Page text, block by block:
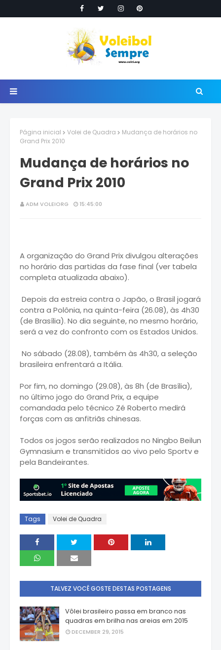
Página inicial Volei de Quadra
Mudança de horários no
Grand Prix 2010
Mudança de horários no
Grand Prix 2010
ADM VOLEIORG 15:45:00
A organização do Grand Prix divulgou alterações
no horário das partidas da fase final (ver tabela
completa atualizada abaixo).
Depois da estreia contra o Japão, o Brasil jogará
contra a Polônia, na quinta-feira (26.08), às 4h30
(de Brasília). No dia seguinte, no mesmo horário,
será a vez do confronto com os Estados Unidos.
No sábado (28.08), também às 4h30, a seleção
brasileira enfrentará a Itália.
Por fim, no domingo (29.08), às 8h (de Brasília),
no último jogo do Grand Prix, a equipe
comandada pelo técnico Zé Roberto medirá
forças com as anfitriãs chinesas.
Todos os jogos serão realizados no Ningbo Beilun
Gymnasium e transmitidos ao vivo pelo Sportv e
pela Bandeirantes.
Tags Volei de Quadra
TALVEZ VOCÊ GOSTE DESTAS POSTAGENS
Vôlei brasileiro passa em branco nas
quadras em brilha nas areias em 2015
DECEMBER 29, 2015